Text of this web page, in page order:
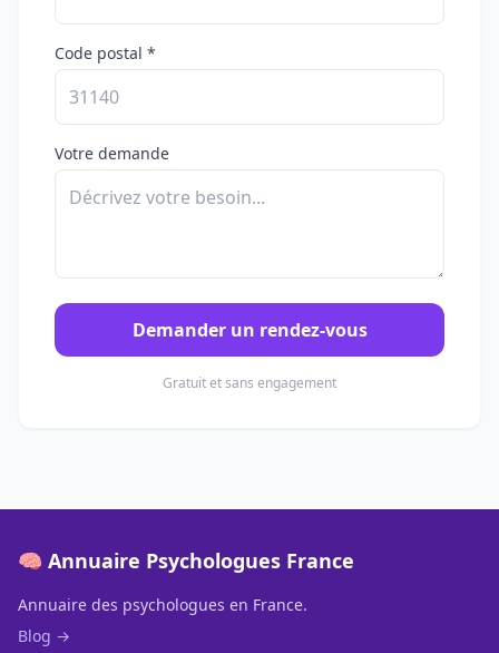
Code postal *
Votre demande
Demander un rendez-vous
Gratuit et sans engagement
🧠 Annuaire Psychologues France
Annuaire des psychologues en France.
Blog →